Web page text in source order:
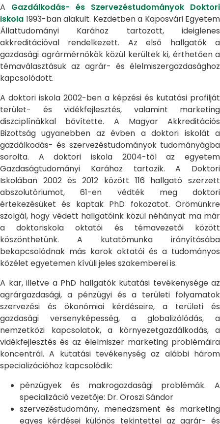
A Gazdálkodás- és Szervezéstudományok Doktori
Iskola 1993-ban alakult. Kezdetben a Kaposvári Egyetem
Állattudományi Karához tartozott, ideiglenes
akkreditációval rendelkezett. Az első hallgatók a
gazdasági agrármérnökök közül kerültek ki, érthetően a
témaválasztásuk az agrár- és élelmiszergazdasághoz
kapcsolódott.
A doktori iskola 2002-ben a képzési és kutatási profilját
terület- és vidékfejlesztés, valamint marketing
diszciplínákkal bővítette. A Magyar Akkreditációs
Bizottság ugyanebben az évben a doktori iskolát a
gazdálkodás- és szervezéstudományok tudományágba
sorolta. A doktori iskola 2004-től az egyetem
Gazdaságtudományi Karához tartozik. A Doktori
Iskolában 2002 és 2012 között 116 hallgató szerzett
abszolutóriumot, 61-en védték meg doktori
értekezésüket és kaptak PhD fokozatot. Örömünkre
szolgál, hogy védett hallgatóink közül néhányat ma már
a doktoriskola oktatói és témavezetői között
köszönthetünk. A kutatómunka irányításába
bekapcsolódnak más karok oktatói és a tudományos
közélet egyetemen kívüli jeles szakemberei is.
A kar, illetve a PhD hallgatók kutatási tevékenysége az
agrárgazdasági, a pénzügyi és a területi folyamatok
szervezési és ökonómiai kérdéseire, a területi és
gazdasági versenyképesség, a globalizálódás, a
nemzetközi kapcsolatok, a környezetgazdálkodás, a
vidékfejlesztés és az élelmiszer marketing problémáira
koncentrál. A kutatási tevékenység az alábbi három
specializációhoz kapcsolódik:
pénzügyek és makrogazdasági problémák. A
specializáció vezetője: Dr. Oroszi Sándor
szervezéstudomány, menedzsment és marketing
egyes kérdései különös tekintettel az agrár- és